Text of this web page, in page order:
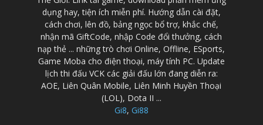
dụng hay, tiện ích miễn phí. Hướng dẫn cài đặt,
cách chơi, lên đồ, bảng ngọc bổ trợ, khắc chế,
nhận mã GiftCode, nhập Code đổi thưởng, cách
nạp thẻ ... những trò chơi Online, Offline, ESports,
Game Moba cho điện thoại, máy tính PC. Update
lịch thi đấu VCK các giải đấu lớn đang diễn ra:
AOE, Liên Quân Mobile, Liên Minh Huyền Thoại
(LOL), Dota II ...
Gi8, Gi88